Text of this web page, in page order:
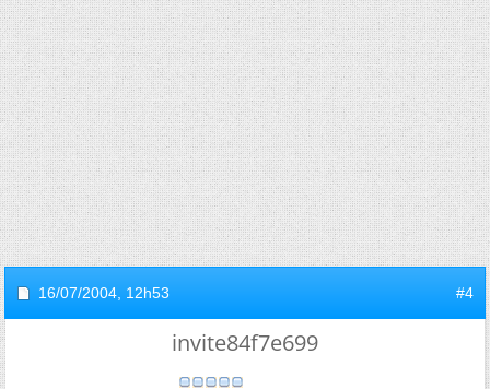
16/07/2004, 12h53 #4
invite84f7e699